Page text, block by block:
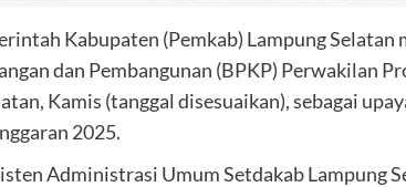
Kabupaten (Pemkab) Lampung
dan Pembangunan (BPKP) Perwakilan
Kamis (tanggal disesuaikan), sebagai
2025.
Administrasi Umum Setdakab Lampung